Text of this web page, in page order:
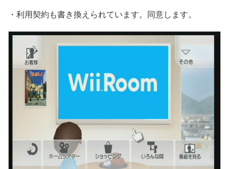
・利用契約も書き換えられています。同意します。